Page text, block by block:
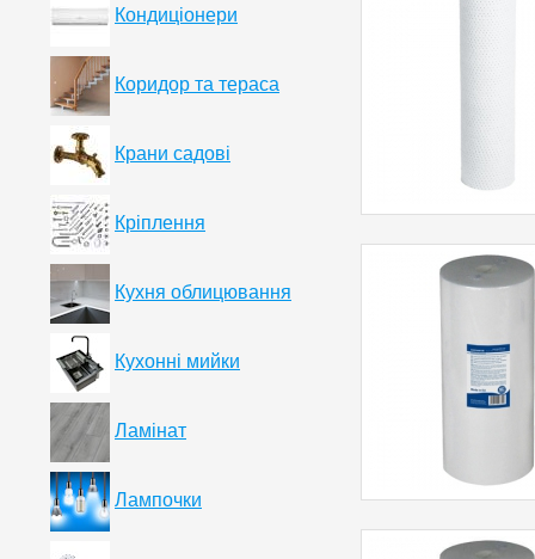
Кондиціонери
Коридор та тераса
Крани садові
Кріплення
Кухня облицювання
Кухонні мийки
Ламінат
Лампочки